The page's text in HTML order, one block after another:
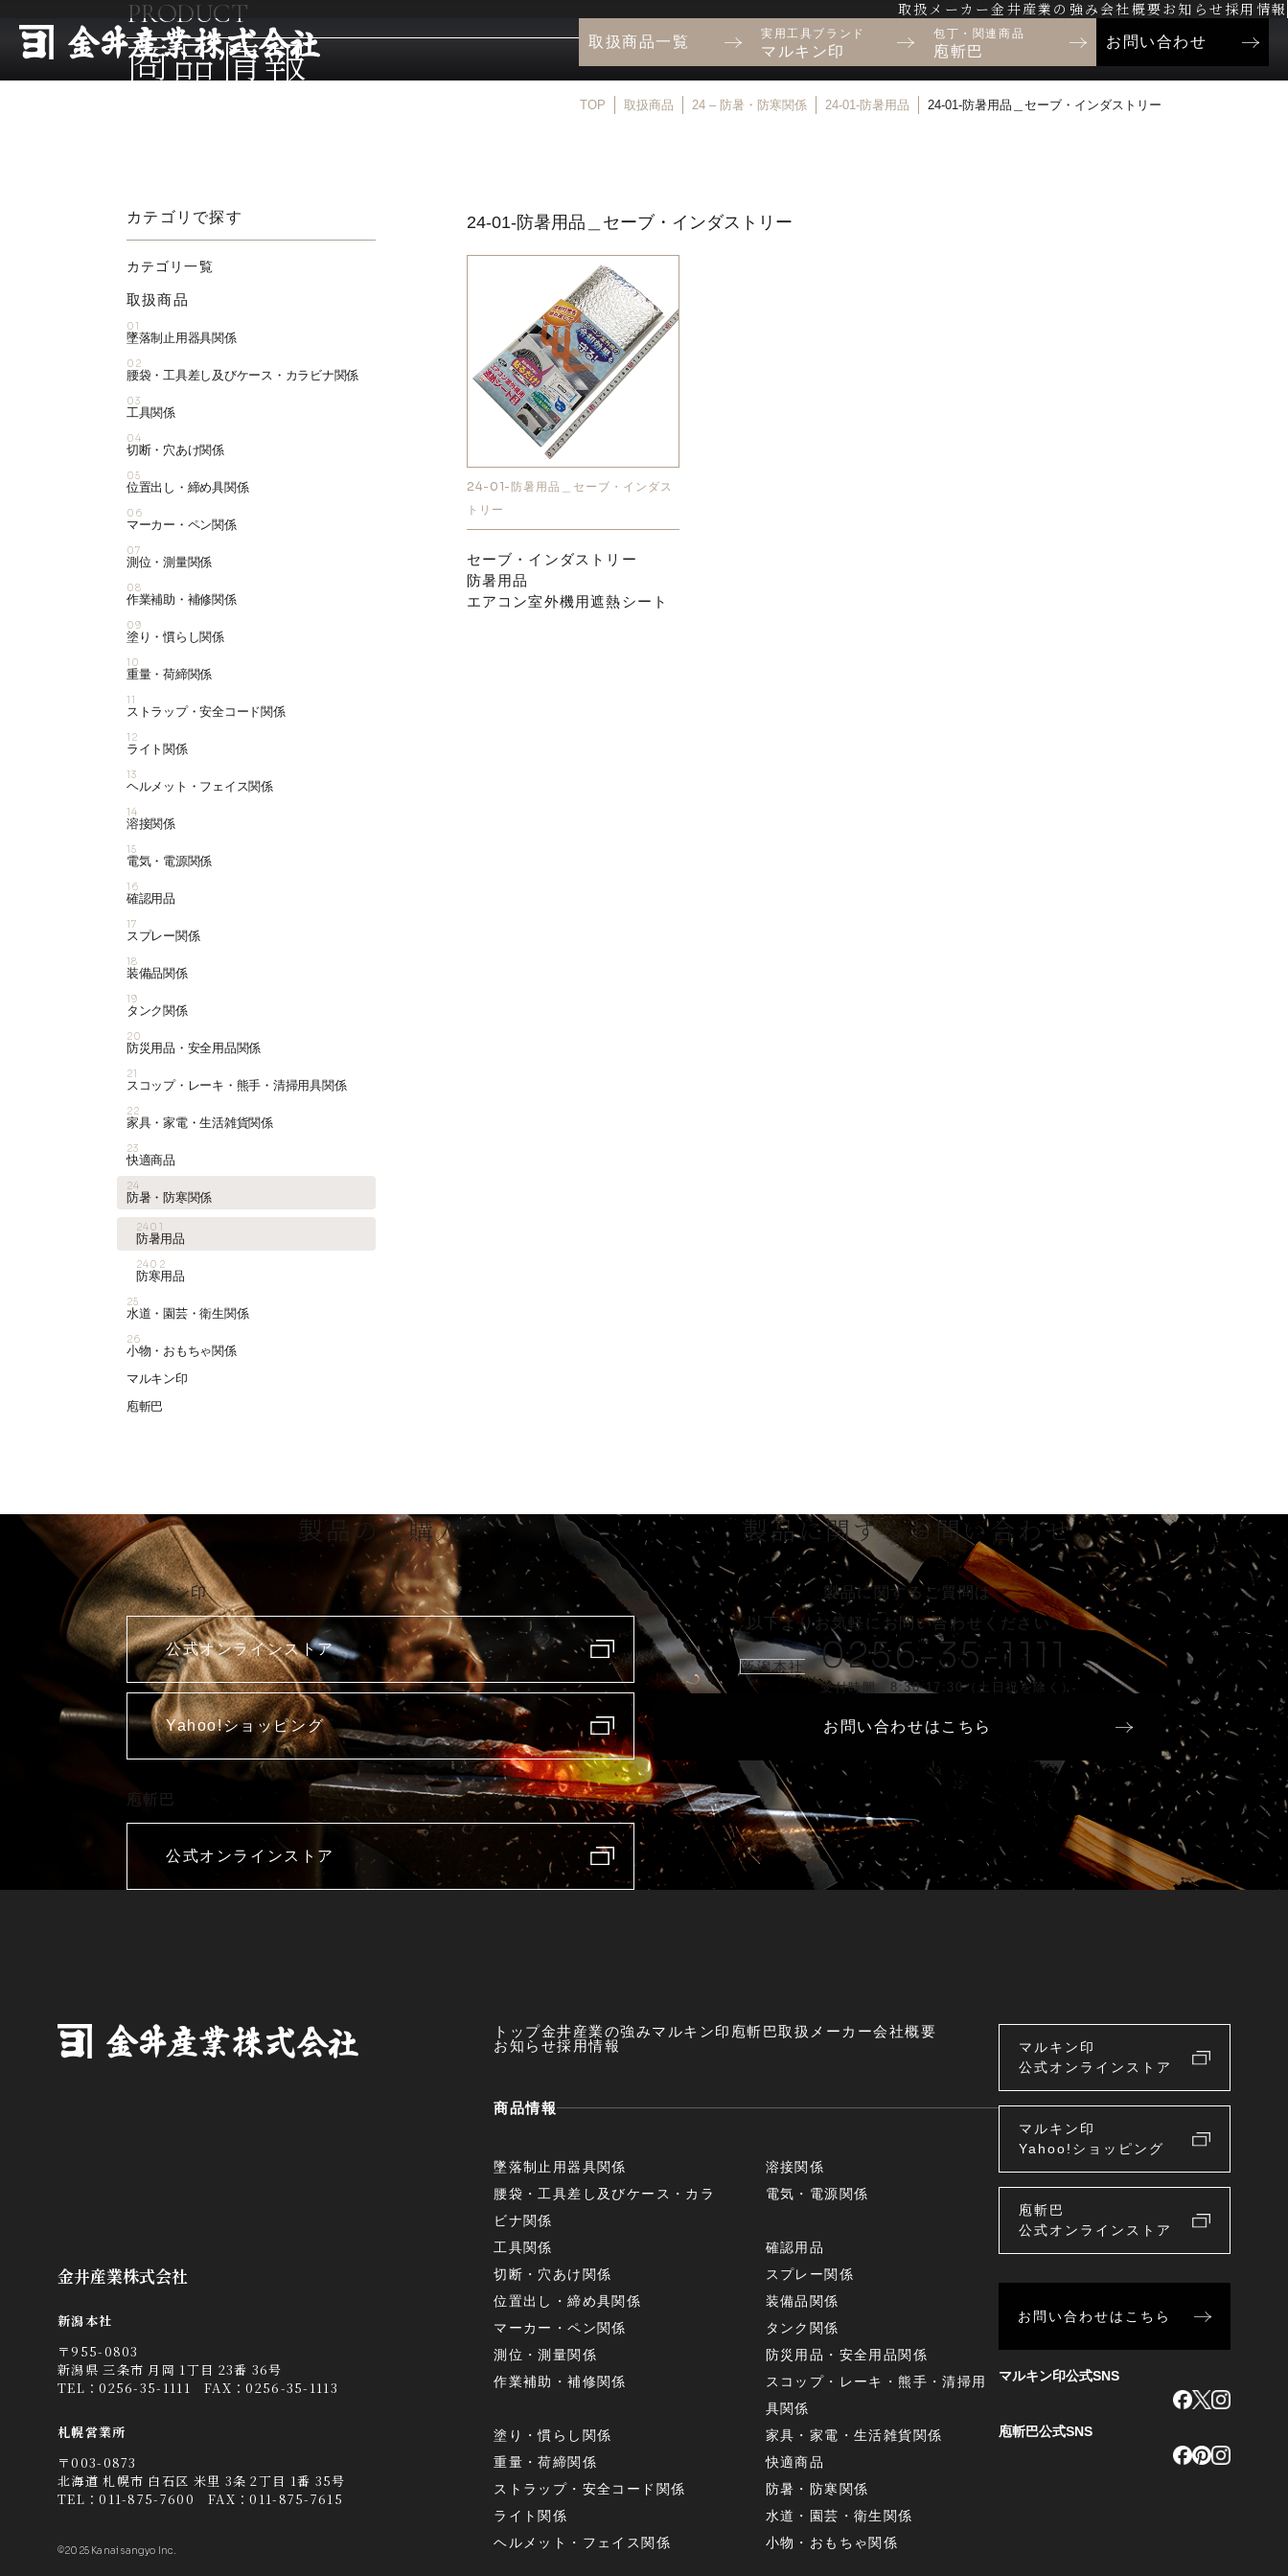
取扱メーカー金井産業の強み 会社概要お知らせ 採用情報
取扱商品一覧 実用工具ブランド
マルキン印
包丁・関連商品
庖斬巴
お問い合わせ
PRODUCT
商品情報
TOP 取扱商品 24 – 防暑・防寒関係 24-01-防暑用品 24-01-防暑用品＿セーブ・インダストリー
24-01-防暑用品＿セーブ・インダストリー
24-01-防暑用品＿セーブ・インダス
トリー
セーブ・インダストリー
防暑用品
エアコン室外機用遮熱シート
カテゴリで探す
カテゴリ一覧
取扱商品
01
墜落制止用器具関係
02
腰袋・工具差し及びケース・カラビナ関係
03
工具関係
04
切断・穴あけ関係
05
位置出し・締め具関係
06
マーカー・ペン関係
07
測位・測量関係
08
作業補助・補修関係
09
塗り・慣らし関係
10
重量・荷締関係
11
ストラップ・安全コード関係
12
ライト関係
13
ヘルメット・フェイス関係
14
溶接関係
15
電気・電源関係
16
確認用品
17
スプレー関係
18
装備品関係
19
タンク関係
20
防災用品・安全用品関係
21
スコップ・レーキ・熊手・清掃用具関係
22
家具・家電・生活雑貨関係
23
快適商品
24
防暑・防寒関係
2401
防暑用品
2402
防寒用品
25
水道・園芸・衛生関係
26
小物・おもちゃ関係
マルキン印
庖斬巴
製品のご購入
マルキン印
公式オンラインストア
Yahoo!ショッピング
庖斬巴
公式オンラインストア
製品に関するお問い合わせ
製品に関するご質問は
以下よりお気軽に
お問い合わせください。
新潟本社 0256-35-1111
受付時間 8:30-17:30（土日祝を除く）
お問い合わせはこちら
金井産業株式会社
新潟本社
〒955-0803
新潟県 三条市 月岡 1丁目 23番 36号
TEL：0256-35-1111 FAX：0256-35-1113
札幌営業所
〒003-0873
北海道 札幌市 白石区 米里 3条 2丁目 1番 35号
TEL：011-875-7600 FAX：011-875-7615
©2025 Kanai sangyo Inc.
トップ金井産業の強みマルキン印 庖斬巴取扱メーカー会社概要
お知らせ採用情報
商品情報
墜落制止用器具関係
腰袋・工具差し及びケース・カラ
ビナ関係
工具関係
切断・穴あけ関係
位置出し・締め具関係
マーカー・ペン関係
測位・測量関係
作業補助・補修関係
塗り・慣らし関係
重量・荷締関係
ストラップ・安全コード関係
ライト関係
ヘルメット・フェイス関係
溶接関係
電気・電源関係
確認用品
スプレー関係
装備品関係
タンク関係
防災用品・安全用品関係
スコップ・レーキ・熊手・清掃用
具関係
家具・家電・生活雑貨関係
快適商品
防暑・防寒関係
水道・園芸・衛生関係
小物・おもちゃ関係
マルキン印
公式オンラインストア
マルキン印
Yahoo!ショッピング
庖斬巴
公式オンラインストア
お問い合わせはこちら
マルキン印公式SNS
庖斬巴公式SNS